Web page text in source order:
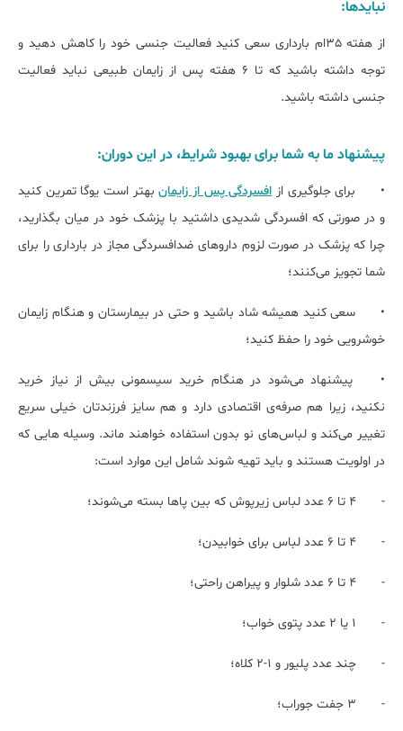
نبایدها:
از هفته 35ام بارداری سعی کنید فعالیت جنسی خود را کاهش دهید و
توجه داشته باشید که تا 6 هفته پس از زایمان طبیعی نباید فعالیت
جنسی داشته باشید.
پیشنهاد ما به شما برای بهبود شرایط، در این دوران:
• برای جلوگیری ازافسردگی پس از زایمانبهتر است یوگا تمرین کنید
و در صورتی که افسردگی شدیدی داشتید با پزشک خود در میان بگذارید،
چرا که پزشک در صورت لزوم داروهای ضدافسردگی مجاز در بارداری را برای
شما تجویز می‌کنند؛
•
سعی کنید همیشه شاد باشید و حتی در بیمارستان و هنگام زایمان
خوشرویی خود را حفظ کنید؛
•
پیشنهاد می‌شود در هنگام خرید سیسمونی بیش از نیاز خرید
نکنید، زیرا هم صرفه‌ی اقتصادی دارد و هم سایز فرزندتان خیلی سریع
تغییر می‌کند و لباس‌های نو بدون استفاده خواهند ماند. وسیله هایی که
در اولویت هستند و باید تهیه شوند شامل این موارد است:
- 4 تا 6 عدد لباس زیرپوش که بین پاها بسته می‌شوند؛
- 4 تا 6 عدد لباس برای خوابیدن؛
- 4 تا 6 عدد شلوار و پیراهن راحتی؛
- 1 یا 2 عدد پتوی خواب؛
- چند عدد پلیور و 1-2 کلاه؛
- 3 جفت جوراب؛